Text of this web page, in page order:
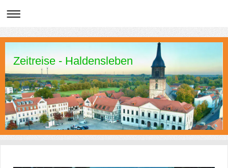
Zeitreise - Haldensleben